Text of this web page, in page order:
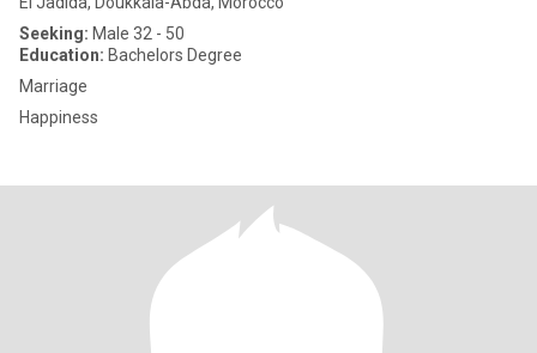
Seeking: Male 32 - 50
Education: Bachelors Degree
Marriage
Happiness